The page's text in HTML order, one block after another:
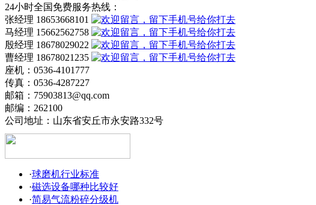
24小时全国免费服务热线：
张经理 18653668101
马经理 15662562758
殷经理 18678029022
曹经理 18678021235
座机：0536-4101777
传真：0536-4287227
邮箱：75903813@qq.com
邮编：262100
公司地址：山东省安丘市永安路332号
·球磨机行业标准
·磁选设备哪种比较好
·简易气流粉碎分级机